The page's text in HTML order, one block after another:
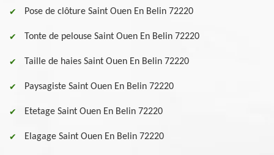
Pose de clôture Saint Ouen En Belin 72220
Tonte de pelouse Saint Ouen En Belin 72220
Taille de haies Saint Ouen En Belin 72220
Paysagiste Saint Ouen En Belin 72220
Etetage Saint Ouen En Belin 72220
Elagage Saint Ouen En Belin 72220